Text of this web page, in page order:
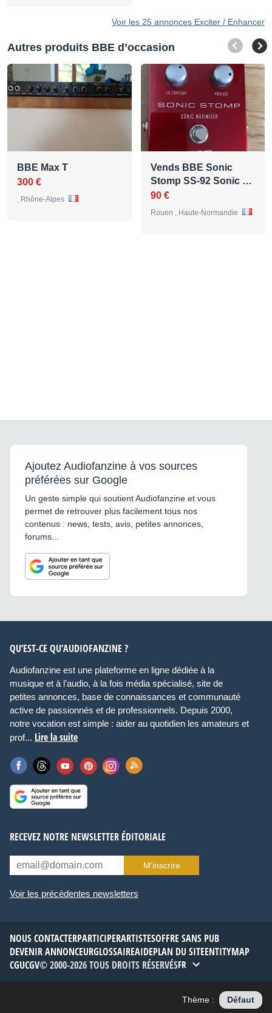
Voir les 25 annonces Exciter / Enhancer
Autres produits BBE d’occasion
BBE Max T
300 €
, Rhône-Alpes
Vends BBE Sonic
Stomp SS-92 Sonic …
90 €
Rouen , Haute-Normandie
Ajoutez Audiofanzine à vos sources
préférées sur Google
Un geste simple qui soutient Audiofanzine et vous
permet de retrouver plus facilement tous nos
contenus : news, tests, avis, petites annonces,
forums...
QU’EST-CE QU’AUDIOFANZINE ?
Audiofanzine est une plateforme en ligne dédiée à la
musique et à l’audio, à la fois média spécialisé, site de
petites annonces, base de connaissances et communauté
active de passionnés et de professionnels. Depuis 2000,
notre vocation est simple : aider au quotidien les amateurs et
prof... Lire la suite
RECEVEZ NOTRE NEWSLETTER ÉDITORIALE
M’inscrire
Voir les précédentes newsletters
NOUS CONTACTERPARTICIPERARTISTESOFFRE SANS PUB
DEVENIR ANNONCEURGLOSSAIREAIDEPLAN DU SITEENTITYMAP
CGUCGV© 2000-2026 TOUS DROITS RÉSERVÉSFR
Thème : Défaut